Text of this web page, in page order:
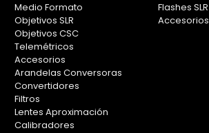
Medio Formato
Objetivos SLR
Objetivos CSC
Telemétricos
Accesorios
Arandelas Conversoras
Convertidores
Filtros
Lentes Aproximación
Calibradores
Flashes SLR
Accesorios